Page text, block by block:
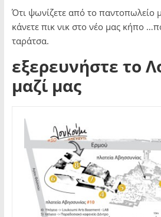
Ότι ψωνίζετε από το παντοπωλείο
κάνετε πικ νικ στο νέο μας κήπο
ταράτσα.
εξερευνήστε το
μαζί μας